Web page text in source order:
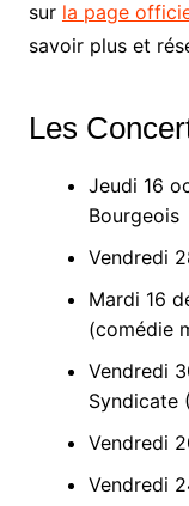
sur la page
savoir plus et
Les
Jeudi 16
Bourgeois
Vendredi
Mardi 16
(comédie
Vendredi
Syndicate
Vendredi
Vendredi